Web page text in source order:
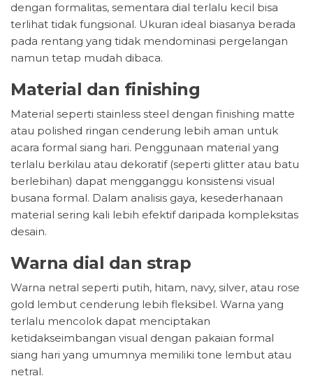
dengan formalitas, sementara dial terlalu kecil bisa
terlihat tidak fungsional. Ukuran ideal biasanya berada
pada rentang yang tidak mendominasi pergelangan
namun tetap mudah dibaca.
Material dan finishing
Material seperti stainless steel dengan finishing matte
atau polished ringan cenderung lebih aman untuk
acara formal siang hari. Penggunaan material yang
terlalu berkilau atau dekoratif (seperti glitter atau batu
berlebihan) dapat mengganggu konsistensi visual
busana formal. Dalam analisis gaya, kesederhanaan
material sering kali lebih efektif daripada kompleksitas
desain.
Warna dial dan strap
Warna netral seperti putih, hitam, navy, silver, atau rose
gold lembut cenderung lebih fleksibel. Warna yang
terlalu mencolok dapat menciptakan
ketidakseimbangan visual dengan pakaian formal
siang hari yang umumnya memiliki tone lembut atau
netral.